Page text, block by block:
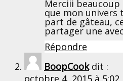
Merciii beaucoup
que mon univers
part de gâteau,
partager une
Répondre
BoopCook dit :
octobre 4, 2015 à 5:02